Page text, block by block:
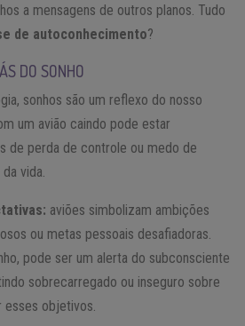
a mensagens de outros planos. Tudo
de autoconhecimento?
DO SONHO
sonhos são um reflexo do nosso
um avião caindo pode estar
de perda de controle ou medo de
vida.
aviões simbolizam ambições
ou metas pessoais desafiadoras.
pode ser um alerta do subconsciente
sobrecarregado ou inseguro sobre
esses objetivos.